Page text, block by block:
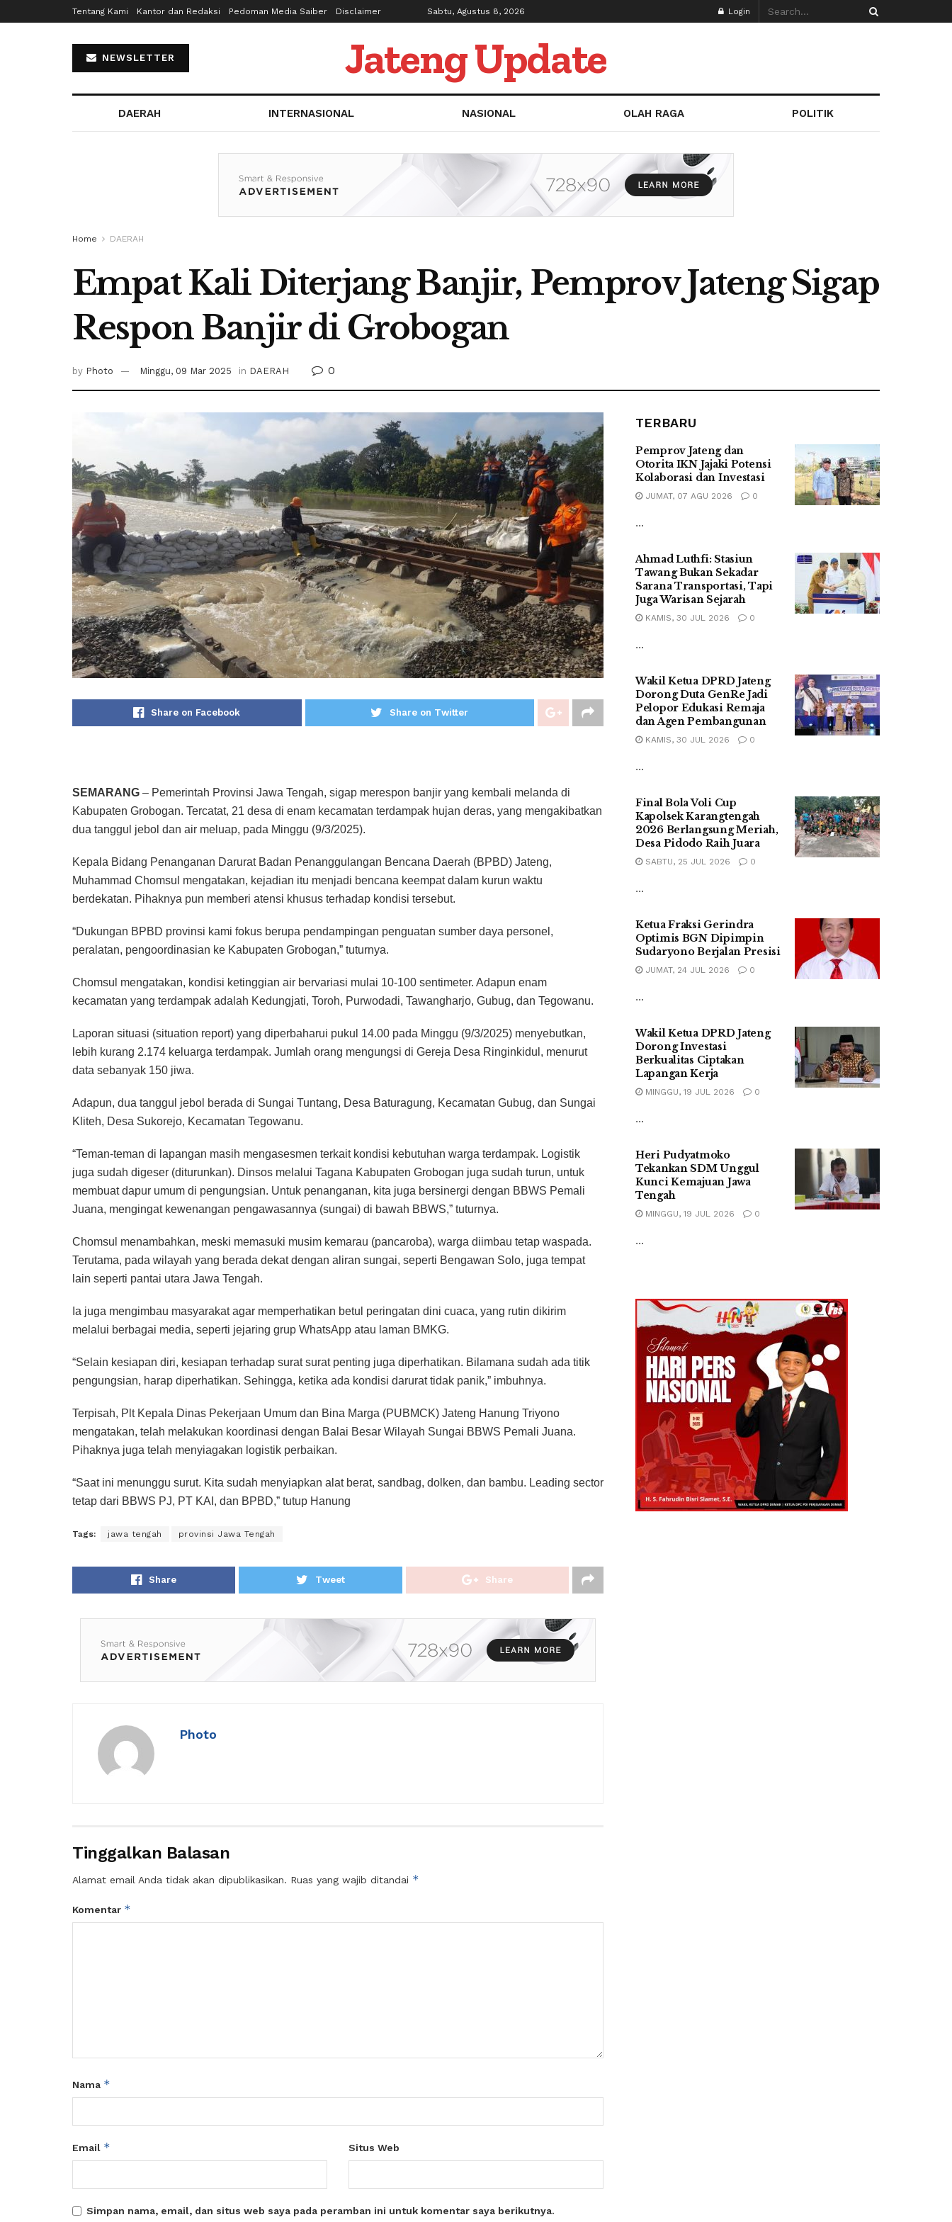
Tentang Kami Kantor dan Redaksi Pedoman Media Saiber Disclaimer Sabtu, Agustus 8, 2026 Login
NEWSLETTER Jateng Update
DAERAH INTERNASIONAL NASIONAL OLAH RAGA POLITIK
Home DAERAH
Empat Kali Diterjang Banjir, Pemprov Jateng Sigap
Respon Banjir di Grobogan
by Photo Minggu, 09 Mar 2025 in DAERAH 0
Share on Facebook Share on Twitter
SEMARANG – Pemerintah Provinsi Jawa Tengah, sigap merespon banjir yang kembali melanda di
Kabupaten Grobogan. Tercatat, 21 desa di enam kecamatan terdampak hujan deras, yang mengakibatkan
dua tanggul jebol dan air meluap, pada Minggu (9/3/2025).
Kepala Bidang Penanganan Darurat Badan Penanggulangan Bencana Daerah (BPBD) Jateng,
Muhammad Chomsul mengatakan, kejadian itu menjadi bencana keempat dalam kurun waktu
berdekatan. Pihaknya pun memberi atensi khusus terhadap kondisi tersebut.
“Dukungan BPBD provinsi kami fokus berupa pendampingan penguatan sumber daya personel,
peralatan, pengoordinasian ke Kabupaten Grobogan,” tuturnya.
Chomsul mengatakan, kondisi ketinggian air bervariasi mulai 10-100 sentimeter. Adapun enam
kecamatan yang terdampak adalah Kedungjati, Toroh, Purwodadi, Tawangharjo, Gubug, dan Tegowanu.
Laporan situasi (situation report) yang diperbaharui pukul 14.00 pada Minggu (9/3/2025) menyebutkan,
lebih kurang 2.174 keluarga terdampak. Jumlah orang mengungsi di Gereja Desa Ringinkidul, menurut
data sebanyak 150 jiwa.
Adapun, dua tanggul jebol berada di Sungai Tuntang, Desa Baturagung, Kecamatan Gubug, dan Sungai
Kliteh, Desa Sukorejo, Kecamatan Tegowanu.
“Teman-teman di lapangan masih mengasesmen terkait kondisi kebutuhan warga terdampak. Logistik
juga sudah digeser (diturunkan). Dinsos melalui Tagana Kabupaten Grobogan juga sudah turun, untuk
membuat dapur umum di pengungsian. Untuk penanganan, kita juga bersinergi dengan BBWS Pemali
Juana, mengingat kewenangan pengawasannya (sungai) di bawah BBWS,” tuturnya.
Chomsul menambahkan, meski memasuki musim kemarau (pancaroba), warga diimbau tetap waspada.
Terutama, pada wilayah yang berada dekat dengan aliran sungai, seperti Bengawan Solo, juga tempat
lain seperti pantai utara Jawa Tengah.
Ia juga mengimbau masyarakat agar memperhatikan betul peringatan dini cuaca, yang rutin dikirim
melalui berbagai media, seperti jejaring grup WhatsApp atau laman BMKG.
“Selain kesiapan diri, kesiapan terhadap surat surat penting juga diperhatikan. Bilamana sudah ada titik
pengungsian, harap diperhatikan. Sehingga, ketika ada kondisi darurat tidak panik,” imbuhnya.
Terpisah, Plt Kepala Dinas Pekerjaan Umum dan Bina Marga (PUBMCK) Jateng Hanung Triyono
mengatakan, telah melakukan koordinasi dengan Balai Besar Wilayah Sungai BBWS Pemali Juana.
Pihaknya juga telah menyiagakan logistik perbaikan.
“Saat ini menunggu surut. Kita sudah menyiapkan alat berat, sandbag, dolken, dan bambu. Leading sector
tetap dari BBWS PJ, PT KAI, dan BPBD,” tutup Hanung
Tags: jawa tengah provinsi Jawa Tengah
Share Tweet Share
Photo
Tinggalkan Balasan
Alamat email Anda tidak akan dipublikasikan. Ruas yang wajib ditandai *
Komentar *
Nama *
Email * Situs Web
Simpan nama, email, dan situs web saya pada peramban ini untuk komentar saya berikutnya.
TERBARU
Pemprov Jateng dan
Otorita IKN Jajaki Potensi
Kolaborasi dan Investasi
JUMAT, 07 AGU 2026 0
...
Ahmad Luthfi: Stasiun
Tawang Bukan Sekadar
Sarana Transportasi, Tapi
Juga Warisan Sejarah
KAMIS, 30 JUL 2026 0
...
Wakil Ketua DPRD Jateng
Dorong Duta GenRe Jadi
Pelopor Edukasi Remaja
dan Agen Pembangunan
KAMIS, 30 JUL 2026 0
...
Final Bola Voli Cup
Kapolsek Karangtengah
2026 Berlangsung Meriah,
Desa Pidodo Raih Juara
SABTU, 25 JUL 2026 0
...
Ketua Fraksi Gerindra
Optimis BGN Dipimpin
Sudaryono Berjalan Presisi
JUMAT, 24 JUL 2026 0
...
Wakil Ketua DPRD Jateng
Dorong Investasi
Berkualitas Ciptakan
Lapangan Kerja
MINGGU, 19 JUL 2026 0
...
Heri Pudyatmoko
Tekankan SDM Unggul
Kunci Kemajuan Jawa
Tengah
MINGGU, 19 JUL 2026 0
...